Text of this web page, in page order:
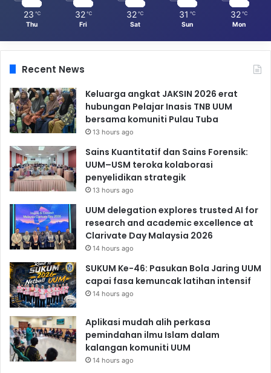
23 ℃
Thu
32 ℃
Fri
32 ℃
Sat
31 ℃
Sun
32 ℃
Mon
Recent News
Keluarga angkat JAKSIN 2026 erat
hubungan Pelajar Inasis TNB UUM
bersama komuniti Pulau Tuba
13 hours ago
Sains Kuantitatif dan Sains Forensik:
UUM–USM teroka kolaborasi
penyelidikan strategik
13 hours ago
UUM delegation explores trusted AI for
research and academic excellence at
Clarivate Day Malaysia 2026
14 hours ago
SUKUM Ke-46: Pasukan Bola Jaring UUM
capai fasa kemuncak latihan intensif
14 hours ago
Aplikasi mudah alih perkasa
pemindahan ilmu Islam dalam
kalangan komuniti UUM
14 hours ago